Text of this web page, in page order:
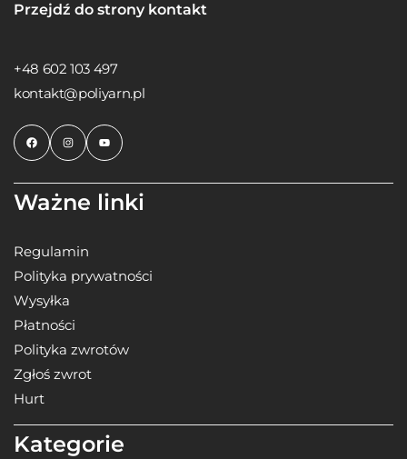
Przejdź do strony kontakt
+48 602 103 497
kontakt@poliyarn.pl
Ważne linki
Regulamin
Polityka prywatności
Wysyłka
Płatności
Polityka zwrotów
Zgłoś zwrot
Hurt
Kategorie